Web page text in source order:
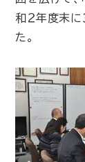
和２年度末
た。